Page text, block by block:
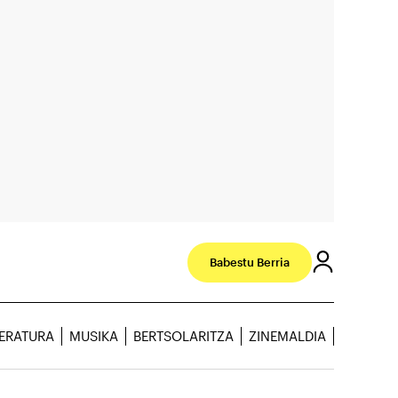
Babestu Berria
MUSIKA BERTSOLARITZA ZINEMALDIA